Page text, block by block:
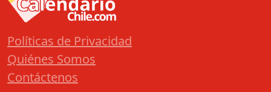
Políticas de Privacidad
Quiénes Somos
Contáctenos